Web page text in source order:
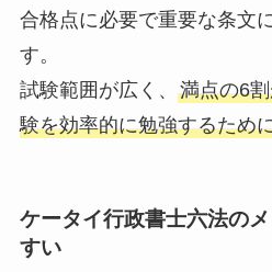
合格点に必要で重要な条文
す。
試験範囲が広く、 満点の6
験を効率的に勉強するため
ケータイ行政書士六法の
すい